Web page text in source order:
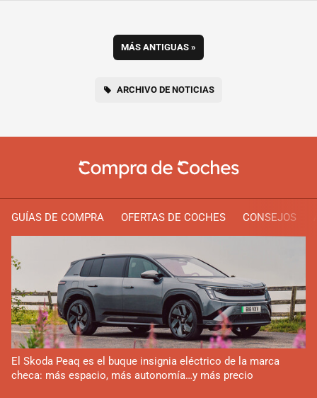
MÁS ANTIGUAS »
ARCHIVO DE NOTICIAS
GUÍAS DE COMPRA OFERTAS DE COCHES CONSEJOS
El Skoda Peaq es el buque insignia eléctrico de la marca
checa: más espacio, más autonomía…y más precio